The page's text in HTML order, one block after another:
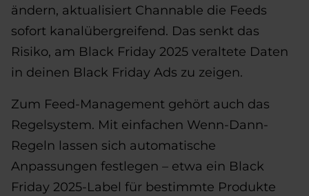
ändern, aktualisiert Channable die Feeds
sofort kanalübergreifend. Das senkt das
Risiko, am Black Friday 2025 veraltete Daten
in deinen Black Friday Ads zu zeigen.
Zum Feed-Management gehört auch das
Regelsystem. Mit einfachen Wenn-Dann-
Regeln lassen sich automatische
Anpassungen festlegen – etwa ein Black
Friday 2025-Label für bestimmte Produkte